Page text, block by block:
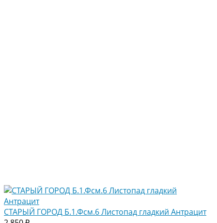
СТАРЫЙ ГОРОД Б.1.Фсм.6 Листопад гладкий Антрацит